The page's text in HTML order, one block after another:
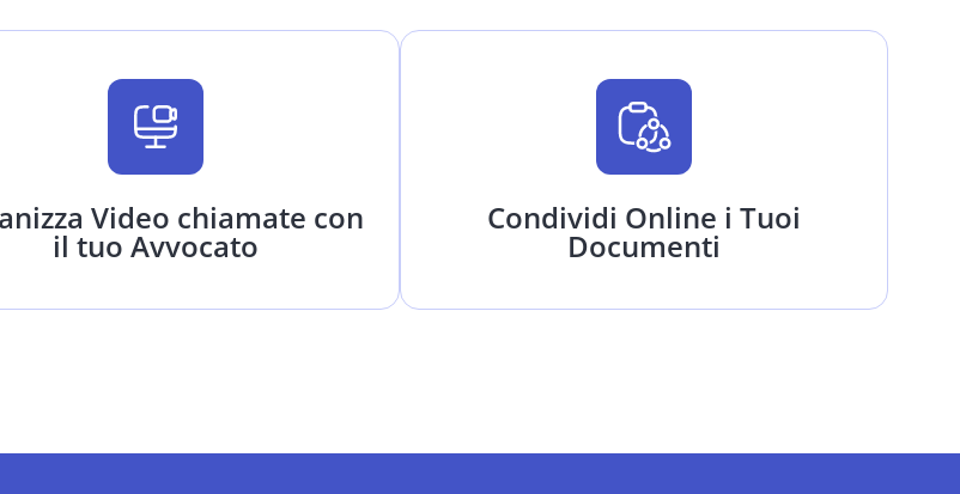
Video chiamate con
il tuo Avvocato
Condividi Online i Tuoi
Documenti